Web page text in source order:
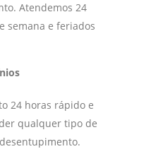
Atendemos 24
semana e feriados
24 horas rápido e
qualquer tipo de